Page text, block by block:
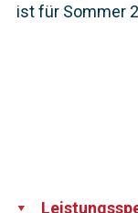
ist für Sommer